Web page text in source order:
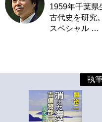
1959年千葉県
古代史を研究
スペシャル …
執